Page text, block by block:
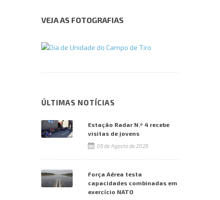
VEJA AS FOTOGRAFIAS
ÚLTIMAS NOTÍCIAS
Estação Radar N.º 4 recebe
visitas de jovens
06 de Agosto de 2026
Força Aérea testa
capacidades combinadas em
exercício NATO